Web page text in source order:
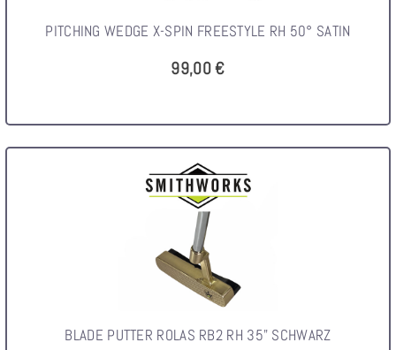
PITCHING WEDGE X-SPIN FREESTYLE RH 50° SATIN
99,00 €
BLADE PUTTER ROLAS RB2 RH 35" SCHWARZ